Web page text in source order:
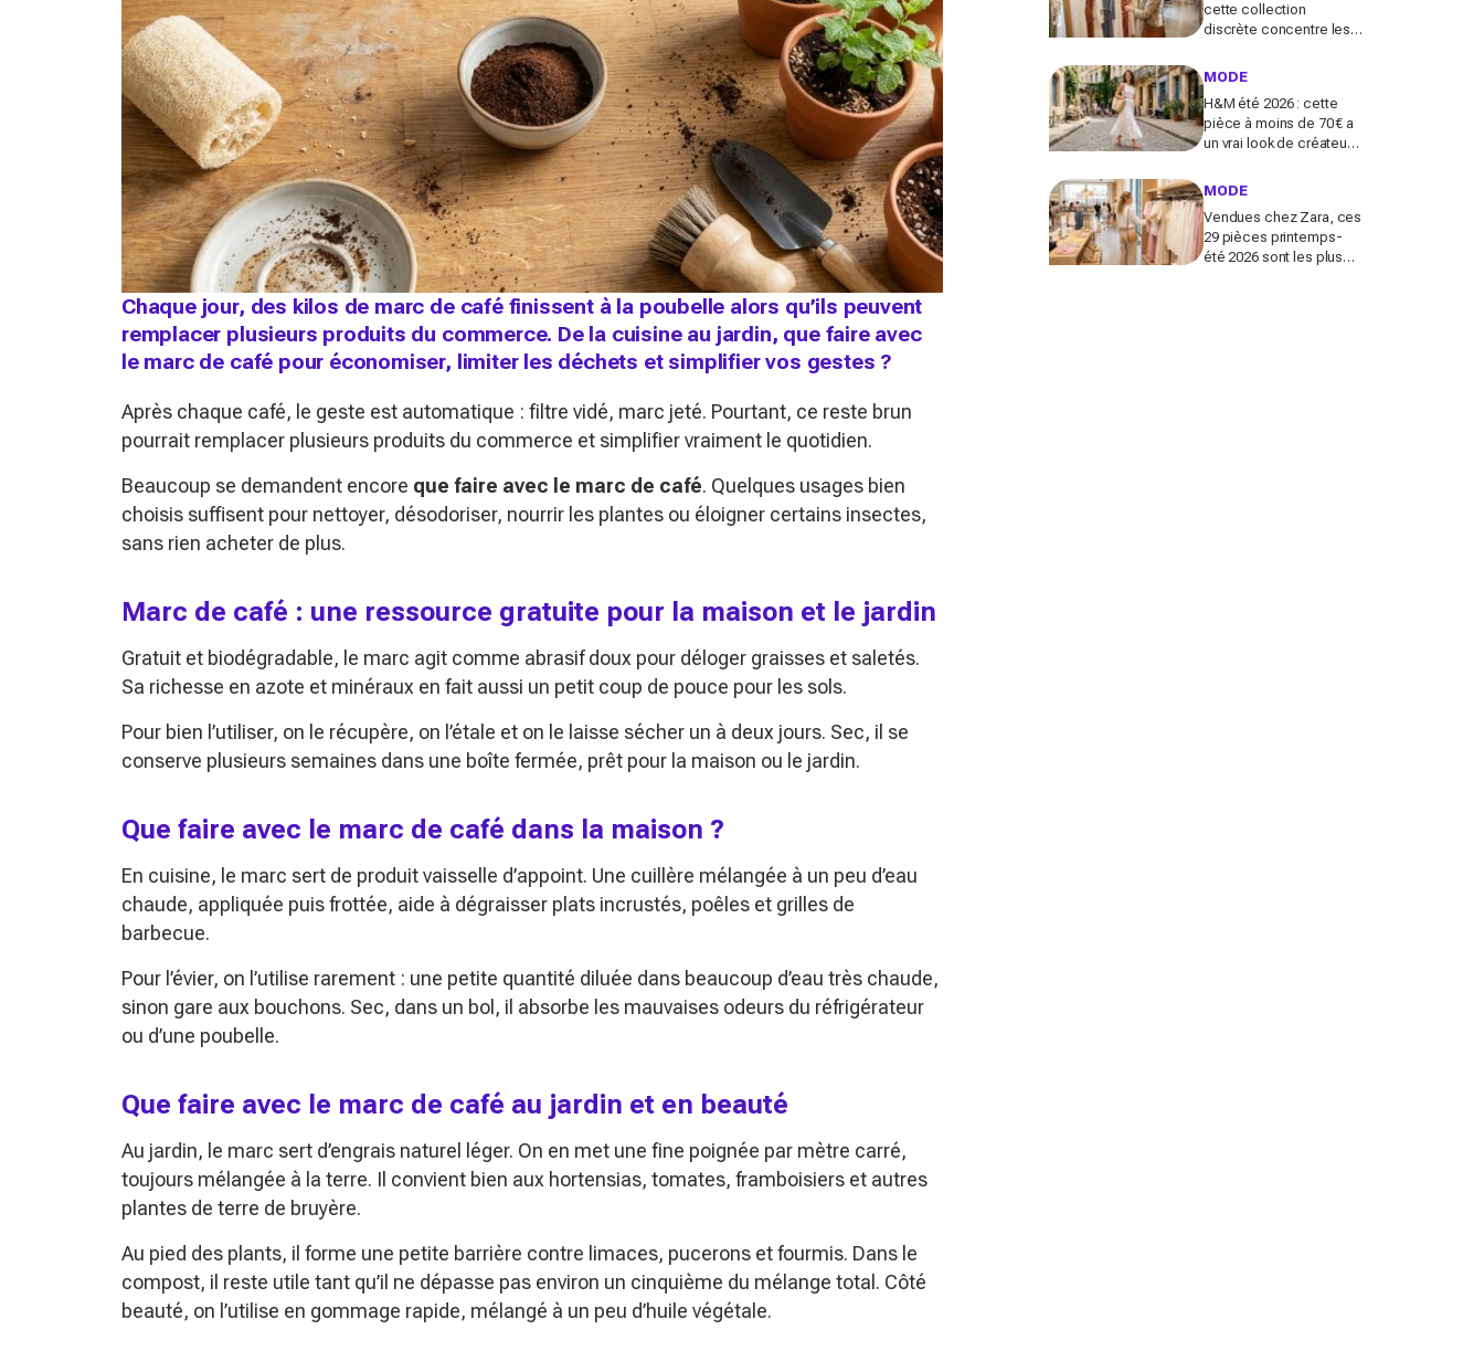
Chaque jour, des kilos de marc de café finissent à la poubelle alors qu’ils peuvent
remplacer plusieurs produits du commerce. De la cuisine au jardin, que faire avec
le marc de café pour économiser, limiter les déchets et simplifier vos gestes ?
Après chaque café, le geste est automatique : filtre vidé, marc jeté. Pourtant, ce reste brun
pourrait remplacer plusieurs produits du commerce et simplifier vraiment le quotidien.
Beaucoup se demandent encore que faire avec le marc de café. Quelques usages bien
choisis suffisent pour nettoyer, désodoriser, nourrir les plantes ou éloigner certains insectes,
sans rien acheter de plus.
Marc de café : une ressource gratuite pour la maison et le jardin
Gratuit et biodégradable, le marc agit comme abrasif doux pour déloger graisses et saletés.
Sa richesse en azote et minéraux en fait aussi un petit coup de pouce pour les sols.
Pour bien l’utiliser, on le récupère, on l’étale et on le laisse sécher un à deux jours. Sec, il se
conserve plusieurs semaines dans une boîte fermée, prêt pour la maison ou le jardin.
Que faire avec le marc de café dans la maison ?
En cuisine, le marc sert de produit vaisselle d’appoint. Une cuillère mélangée à un peu d’eau
chaude, appliquée puis frottée, aide à dégraisser plats incrustés, poêles et grilles de
barbecue.
Pour l’évier, on l’utilise rarement : une petite quantité diluée dans beaucoup d’eau très chaude,
sinon gare aux bouchons. Sec, dans un bol, il absorbe les mauvaises odeurs du réfrigérateur
ou d’une poubelle.
Que faire avec le marc de café au jardin et en beauté
Au jardin, le marc sert d’engrais naturel léger. On en met une fine poignée par mètre carré,
toujours mélangée à la terre. Il convient bien aux hortensias, tomates, framboisiers et autres
plantes de terre de bruyère.
Au pied des plants, il forme une petite barrière contre limaces, pucerons et fourmis. Dans le
compost, il reste utile tant qu’il ne dépasse pas environ un cinquième du mélange total. Côté
beauté, on l’utilise en gommage rapide, mélangé à un peu d’huile végétale.
cette collection
discrète concentre les
voici les astuces pour la
monde
MODE
H&M été 2026 : cette
pièce à moins de 70 € a
un vrai look de créateur
minutes chrono
MODE
Vendues chez Zara, ces
29 pièces printemps-
été 2026 sont les plus